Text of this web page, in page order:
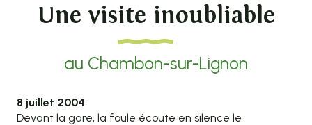
Une visite inoubliable
au Chambon-sur-Lignon
8 juillet 2004
Devant la gare, la foule écoute en silence le